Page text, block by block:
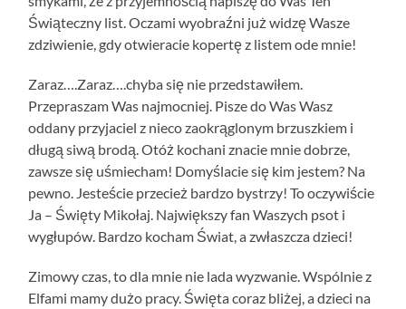
Świąteczny list. Oczami wyobraźni już widzę Wasze
zdziwienie, gdy otwieracie kopertę z listem ode mnie!
Zaraz….Zaraz….chyba się nie przedstawiłem.
Przepraszam Was najmocniej. Pisze do Was Wasz
oddany przyjaciel z nieco zaokrąglonym brzuszkiem i
długą siwą brodą. Otóż kochani znacie mnie dobrze,
zawsze się uśmiecham! Domyślacie się kim jestem? Na
pewno. Jesteście przecież bardzo bystrzy! To oczywiście
Ja – Święty Mikołaj. Największy fan Waszych psot i
wygłupów. Bardzo kocham Świat, a zwłaszcza dzieci!
Zimowy czas, to dla mnie nie lada wyzwanie. Wspólnie z
Elfami mamy dużo pracy. Święta coraz bliżej, a dzieci na